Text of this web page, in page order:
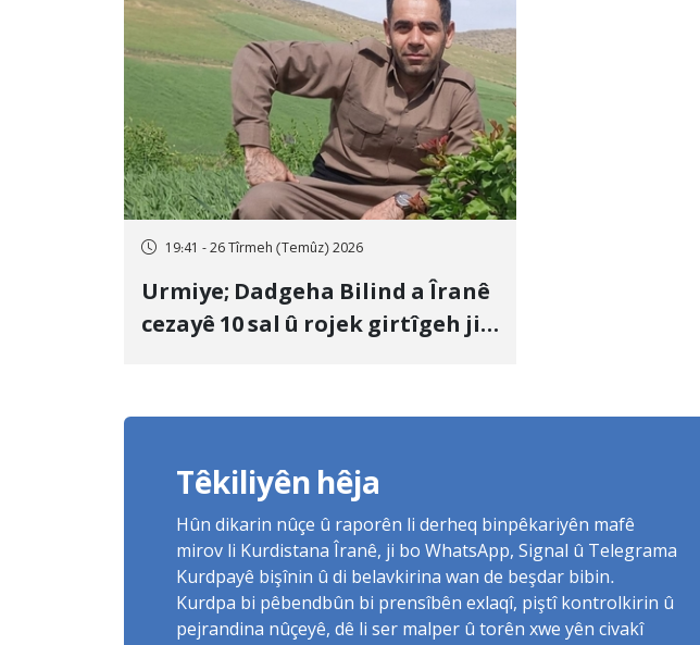
19:41 - 26 Tîrmeh (Temûz) 2026
Urmiye; Dadgeha Bilind a Îranê
cezayê 10 sal û rojek girtîgeh ji
Têkiliyên hêja
Hûn dikarin nûçe û raporên li derheq binpêkariyên mafê
mirov li Kurdistana Îranê, ji bo WhatsApp, Signal û Telegrama
Kurdpayê bişînin û di belavkirina wan de beşdar bibin.
Kurdpa bi pêbendbûn bi prensîbên exlaqî, piştî kontrolkirin û
pejrandina nûçeyê, dê li ser malper û torên xwe yên civakî